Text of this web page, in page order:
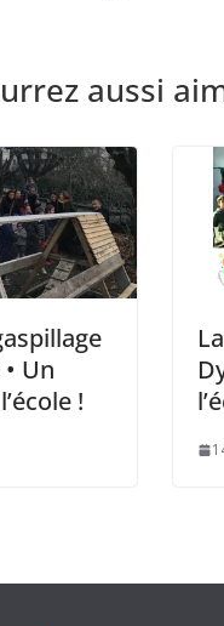
aussi
Un
!